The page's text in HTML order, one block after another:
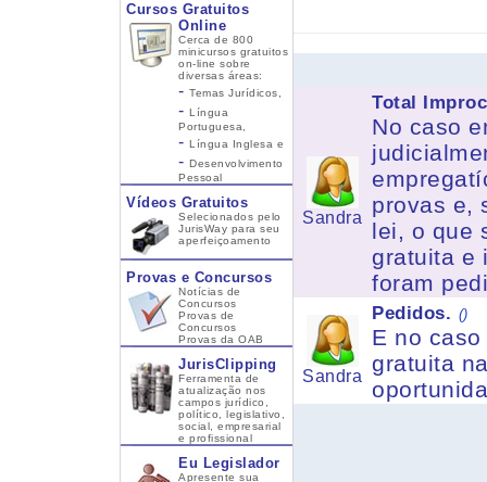
Cursos Gratuitos
Online
Cerca de 800
minicursos gratuitos
on-line sobre
diversas áreas:
- Temas Jurídicos,
- Língua
Portuguesa,
- Língua Inglesa e
- Desenvolvimento
Pessoal
Vídeos Gratuitos
Selecionados pelo
JurisWay para seu
aperfeiçoamento
Provas e Concursos
Notícias de
Concursos
Provas de
Concursos
Provas da OAB
JurisClipping
Ferramenta de
atualização nos
campos jurídico,
político, legislativo,
social, empresarial
e profissional
Eu Legislador
Apresente sua
Sandra
Total
No caso
provas e,
lei, o que
gratuita e
foram
Sandra
Pedidos. ()
E no
gratuita